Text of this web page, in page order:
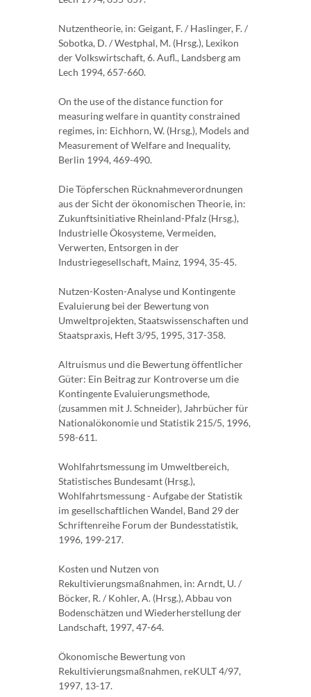
Nutzentheorie, in: Geigant, F. / Haslinger, F. /
Sobotka, D. / Westphal, M. (Hrsg.), Lexikon
der Volkswirtschaft, 6. Aufl., Landsberg am
Lech 1994, 657-660.
On the use of the distance function for
measuring welfare in quantity constrained
regimes, in: Eichhorn, W. (Hrsg.), Models and
Measurement of Welfare and Inequality,
Berlin 1994, 469-490.
Die Töpferschen Rücknahmeverordnungen
aus der Sicht der ökonomischen Theorie, in:
Zukunftsinitiative Rheinland-Pfalz (Hrsg.),
Industrielle Ökosysteme, Vermeiden,
Verwerten, Entsorgen in der
Industriegesellschaft, Mainz, 1994, 35-45.
Nutzen-Kosten-Analyse und Kontingente
Evaluierung bei der Bewertung von
Umweltprojekten, Staatswissenschaften und
Staatspraxis, Heft 3/95, 1995, 317-358.
Altruismus und die Bewertung öffentlicher
Güter: Ein Beitrag zur Kontroverse um die
Kontingente Evaluierungsmethode,
(zusammen mit J. Schneider), Jahrbücher für
Nationalökonomie und Statistik 215/5, 1996,
598-611.
Wohlfahrtsmessung im Umweltbereich,
Statistisches Bundesamt (Hrsg.),
Wohlfahrtsmessung - Aufgabe der Statistik
im gesellschaftlichen Wandel, Band 29 der
Schriftenreihe Forum der Bundesstatistik,
1996, 199-217.
Kosten und Nutzen von
Rekultivierungsmaßnahmen, in: Arndt, U. /
Böcker, R. / Kohler, A. (Hrsg.), Abbau von
Bodenschätzen und Wiederherstellung der
Landschaft, 1997, 47-64.
Ökonomische Bewertung von
Rekultivierungsmaßnahmen, reKULT 4/97,
1997, 13-17.